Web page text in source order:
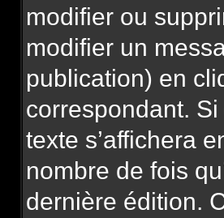
modifier ou
modifier un
publication) en
correspondant.
texte s’affichera
nombre de fois
dernière édition.